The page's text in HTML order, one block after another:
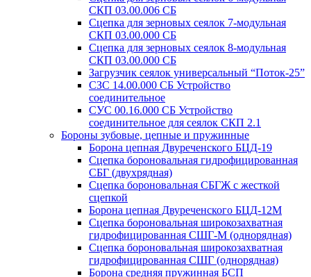
СКП 03.00.006 СБ
Сцепка для зерновых сеялок 7-модульная
СКП 03.00.000 СБ
Сцепка для зерновых сеялок 8-модульная
СКП 03.00.000 СБ
Загрузчик сеялок универсальный “Поток-25”
СЗС 14.00.000 СБ Устройство
соединительное
СУС 00.16.000 СБ Устройство
соединительное для сеялок СКП 2.1
Бороны зубовые, цепные и пружинные
Борона цепная Двуреченского БЦД-19
Сцепка бороновальная гидрофицированная
СБГ (двухрядная)
Сцепка бороновальная СБГЖ с жесткой
сцепкой
Борона цепная Двуреченского БЦД-12М
Сцепка бороновальная широкозахватная
гидрофицированная СШГ-М (однорядная)
Сцепка бороновальная широкозахватная
гидрофицированная СШГ (однорядная)
Борона средняя пружинная БСП